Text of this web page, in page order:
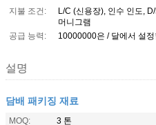
지불 조건:
L/C (신용장), 인수 인도,
머니그램
공급 능력:
10000000은 / 달에서 설
설명
담배 패키징 재료
MOQ:
3 톤